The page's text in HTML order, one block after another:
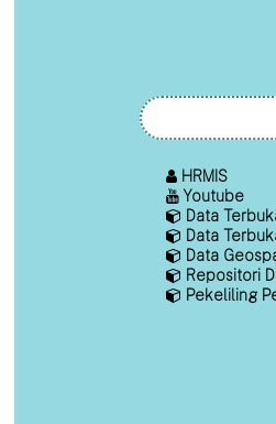
HRMIS
Youtube
Data
Data
Data
Repositori
Pekeliling